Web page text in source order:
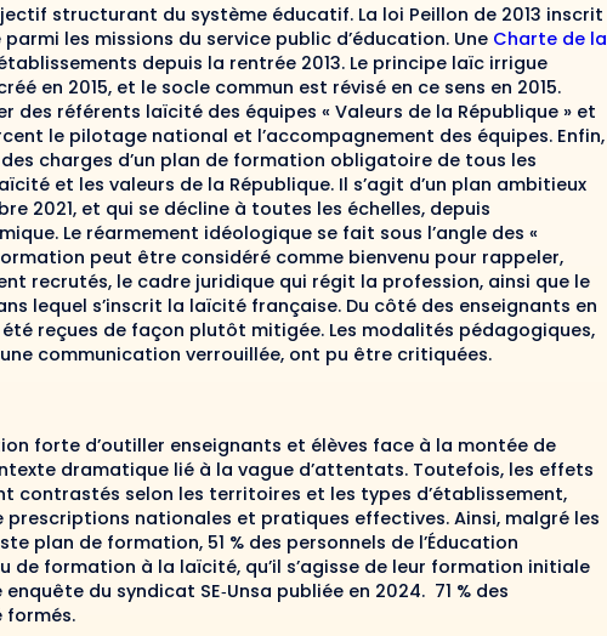
structurant du système éducatif. La loi Peillon de 2013 inscrit
les missions du service public d’éducation. Une Charte de la
depuis la rentrée 2013. Le principe laïc irrigue
en 2015, et le socle commun est révisé en ce sens en 2015.
des référents laïcité des équipes « Valeurs de la République » et
le pilotage national et l’accompagnement des équipes. Enfin,
charges d’un plan de formation obligatoire de tous les
et les valeurs de la République. Il s’agit d’un plan ambitieux
2021, et qui se décline à toutes les échelles, depuis
Le réarmement idéologique se fait sous l’angle des «
peut être considéré comme bienvenu pour rappeler,
recrutés, le cadre juridique qui régit la profession, ainsi que le
lequel s’inscrit la laïcité française. Du côté des enseignants en
reçues de façon plutôt mitigée. Les modalités pédagogiques,
communication verrouillée, ont pu être critiquées.
forte d’outiller enseignants et élèves face à la montée de
dramatique lié à la vague d’attentats. Toutefois, les effets
selon les territoires et les types d’établissement,
nationales et pratiques effectives. Ainsi, malgré les
plan de formation, 51 % des personnels de l’Éducation
formation à la laïcité, qu’il s’agisse de leur formation initiale
du syndicat SE‑Unsa publiée en 2024. 71 % des